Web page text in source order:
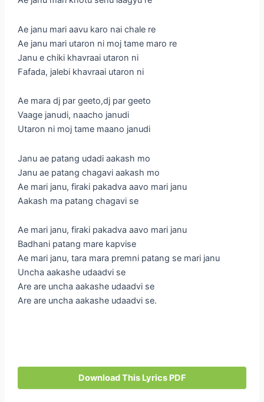
Ae janu mari aavu karo nai chale re
Ae janu mari utaron ni moj tame maro re
Janu e chiki khavraai utaron ni
Fafada, jalebi khavraai utaron ni
Ae mara dj par geeto,dj par geeto
Vaage janudi, naacho janudi
Utaron ni moj tame maano janudi
Janu ae patang udadi aakash mo
Janu ae patang chagavi aakash mo
Ae mari janu, firaki pakadva aavo mari janu
Aakash ma patang chagavi se
Ae mari janu, firaki pakadva aavo mari janu
Badhani patang mare kapvise
Ae mari janu, tara mara premni patang se mari janu
Uncha aakashe udaadvi se
Are are uncha aakashe udaadvi se
Are are uncha aakashe udaadvi se.
Download This Lyrics PDF